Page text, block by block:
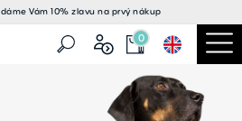
dáme Vám 10% zlavu na prvý nákup
0